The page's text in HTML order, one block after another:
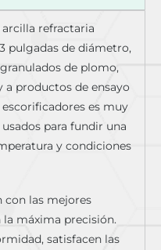
refractaria
pulgadas de diámetro,
de plomo,
a productos de ensayo
es muy
para fundir una
y condiciones
con las mejores
máxima precisión.
satisfacen las